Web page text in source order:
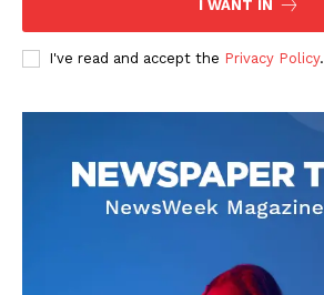
I WANT IN
I've read and accept the Privacy Policy.